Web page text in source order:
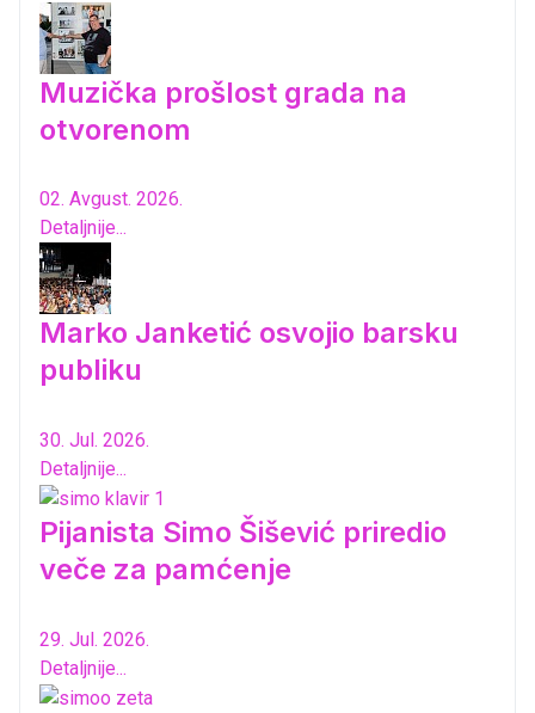
Muzička prošlost grada na
otvorenom
02. Avgust. 2026.
Detaljnije...
Marko Janketić osvojio barsku
publiku
30. Jul. 2026.
Detaljnije...
Pijanista Simo Šišević priredio
veče za pamćenje
29. Jul. 2026.
Detaljnije...